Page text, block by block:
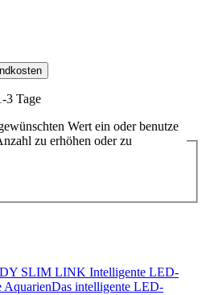
3 Tage
Wert ein oder benutze
zu erhöhen oder zu
SLIM LINK Intelligente LED-
AquarienDas intelligente LED-